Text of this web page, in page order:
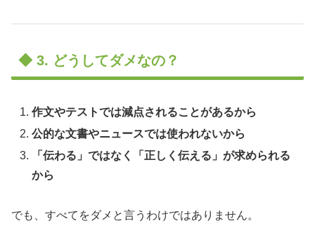
◆ 3. どうしてダメなの？
作文やテストでは減点されることがあるから
公的な文書やニュースでは使われないから
「伝わる」ではなく「正しく伝える」が求められる
から
でも、すべてをダメと言うわけではありません。